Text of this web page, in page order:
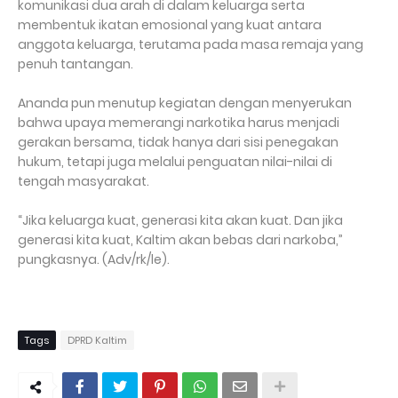
komunikasi dua arah di dalam keluarga serta
membentuk ikatan emosional yang kuat antara
anggota keluarga, terutama pada masa remaja yang
penuh tantangan.
Ananda pun menutup kegiatan dengan menyerukan
bahwa upaya memerangi narkotika harus menjadi
gerakan bersama, tidak hanya dari sisi penegakan
hukum, tetapi juga melalui penguatan nilai-nilai di
tengah masyarakat.
“Jika keluarga kuat, generasi kita akan kuat. Dan jika
generasi kita kuat, Kaltim akan bebas dari narkoba,”
pungkasnya. (Adv/rk/le).
Tags DPRD Kaltim